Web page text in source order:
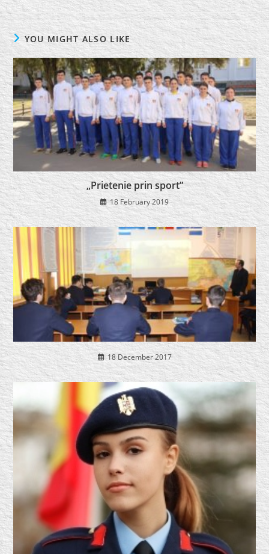
YOU MIGHT ALSO LIKE
„Prietenie prin sport”
18 February 2019
18 December 2017